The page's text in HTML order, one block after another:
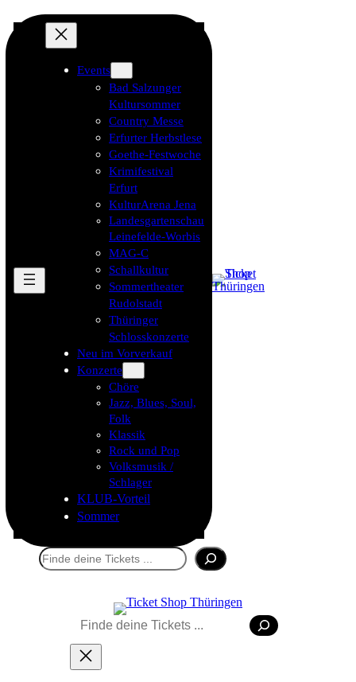
Events
Bad Salzunger
Kultursommer
Country Messe
Erfurter Herbstlese
Goethe-Festwoche
Krimifestival
Erfurt
KulturArena Jena
Landesgartenschau
Leinefelde-Worbis
MAG-C
Schallkultur
Sommertheater
Rudolstadt
Thüringer
Schlosskonzerte
Neu im Vorverkauf
Konzerte
Chöre
Jazz, Blues, Soul,
Folk
Klassik
Rock und Pop
Volksmusik /
Schlager
KLUB-Vorteil
Sommer
Suchen
Suchen